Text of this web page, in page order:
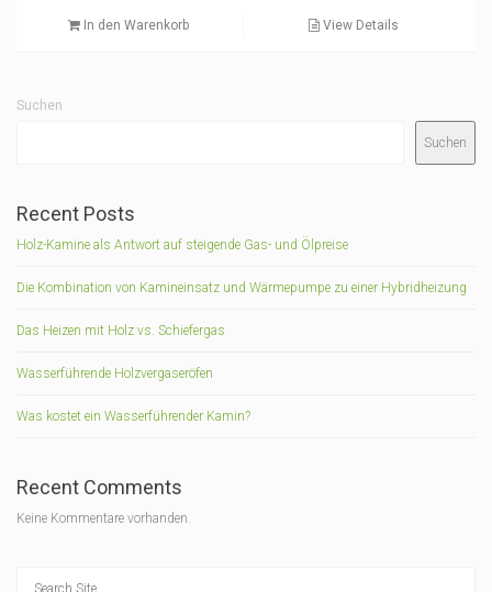
In den Warenkorb View Details
Suchen
Suchen
Recent Posts
Holz-Kamine als Antwort auf steigende Gas- und Ölpreise
Die Kombination von Kamineinsatz und Wärmepumpe zu einer Hybridheizung
Das Heizen mit Holz vs. Schiefergas
Wasserführende Holzvergaseröfen
Was kostet ein Wasserführender Kamin?
Recent Comments
Keine Kommentare vorhanden.